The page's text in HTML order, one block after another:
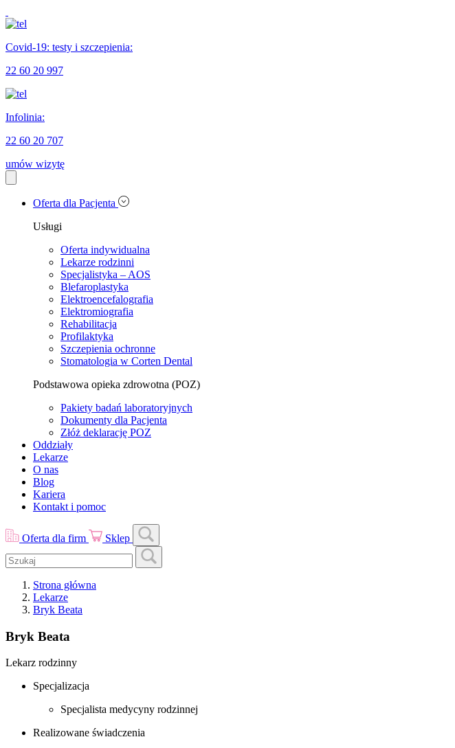
Covid-19: testy i szczepienia:
22 60 20 997
Infolinia:
22 60 20 707
umów wizytę
Oferta dla Pacjenta
Usługi
Oferta indywidualna
Lekarze rodzinni
Specjalistyka – AOS
Blefaroplastyka
Elektroencefalografia
Elektromiografia
Rehabilitacja
Profilaktyka
Szczepienia ochronne
Stomatologia w Corten Dental
Podstawowa opieka zdrowotna (POZ)
Pakiety badań laboratoryjnych
Dokumenty dla Pacjenta
Złóż deklarację POZ
Oddziały
Lekarze
O nas
Blog
Kariera
Kontakt i pomoc
Oferta dla firm Sklep
Strona główna
Lekarze
Bryk Beata
Bryk Beata
Lekarz rodzinny
Specjalizacja
Specjalista medycyny rodzinnej
Realizowane świadczenia